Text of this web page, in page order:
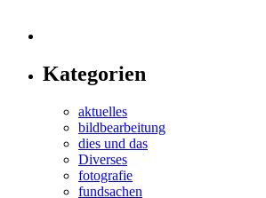
Kategorien
aktuelles
bildbearbeitung
dies und das
Diverses
fotografie
fundsachen